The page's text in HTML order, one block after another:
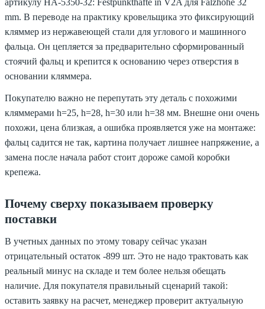
mm. В переводе на практику кровельщика это фиксирующий
кляммер из нержавеющей стали для углового и машинного
фальца. Он цепляется за предварительно сформированный
стоячий фальц и крепится к основанию через отверстия в
основании кляммера.
Покупателю важно не перепутать эту деталь с похожими
кляммерами h=25, h=28, h=30 или h=38 мм. Внешне они очень
похожи, цена близкая, а ошибка проявляется уже на монтаже:
фальц садится не так, картина получает лишнее напряжение, а
замена после начала работ стоит дороже самой коробки
крепежа.
Почему сверху показываем проверку
поставки
В учетных данных по этому товару сейчас указан
отрицательный остаток -899 шт. Это не надо трактовать как
реальный минус на складе и тем более нельзя обещать
наличие. Для покупателя правильный сценарий такой:
оставить заявку на расчет, менеджер проверит актуальную